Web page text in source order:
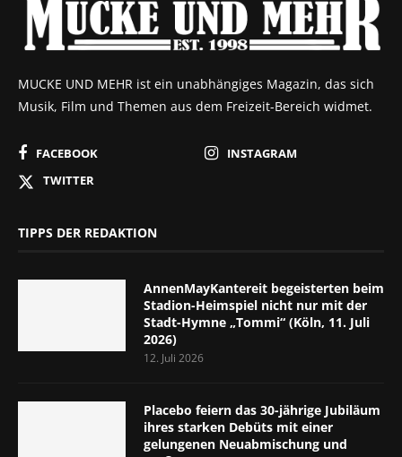
MUCKE UND MEHR ist ein unabhängiges Magazin, das sich
Musik, Film und Themen aus dem Freizeit-Bereich widmet.
FACEBOOK
INSTAGRAM
TWITTER
TIPPS DER REDAKTION
AnnenMayKantereit begeisterten beim
Stadion-Heimspiel nicht nur mit der
Stadt-Hymne „Tommi“ (Köln, 11. Juli
2026)
12. Juli 2026
Placebo feiern das 30-jährige Jubiläum
ihres starken Debüts mit einer
gelungenen Neuabmischung und